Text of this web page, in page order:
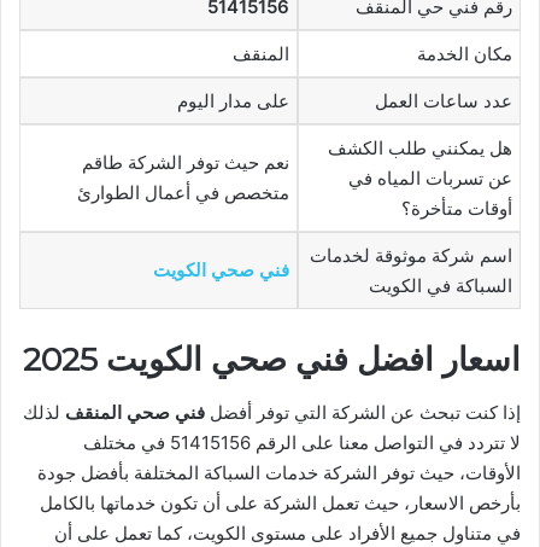
رقم فني حي المنقف 51415156
مكان الخدمة المنقف
عدد ساعات العمل على مدار اليوم
هل يمكنني طلب الكشف
عن تسربات المياه في
أوقات متأخرة؟
نعم حيث توفر الشركة طاقم
متخصص في أعمال الطوارئ
اسم شركة موثوقة لخدمات
السباكة في الكويت
فني صحي الكويت
اسعار افضل فني صحي الكويت 2025
إذا كنت تبحث عن الشركة التي توفر أفضل فني صحي المنقف لذلك
لا تتردد في التواصل معنا على الرقم 51415156 في مختلف
الأوقات، حيث توفر الشركة خدمات السباكة المختلفة بأفضل جودة
بأرخص الاسعار، حيث تعمل الشركة على أن تكون خدماتها بالكامل
في متناول جميع الأفراد على مستوى الكويت، كما تعمل على أن